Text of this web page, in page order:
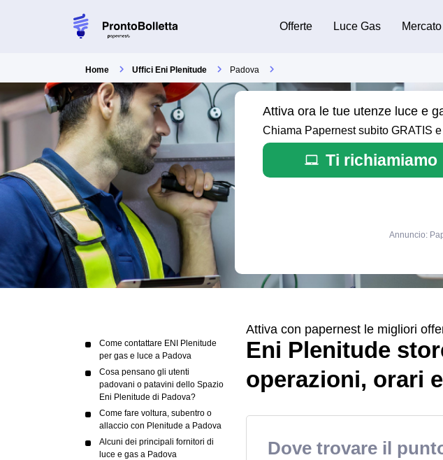
Offerte Luce Gas
Home Uffici Eni Plenitude Padova
Attiva ora le tue utenze luce e
Chiama Papernest subito GRATIS
Ti richiamiamo
Annuncio:
Come contattare ENI Plenitude
per gas e luce a Padova
Cosa pensano gli utenti
padovani o patavini dello Spazio
Eni Plenitude di Padova?
Come fare voltura, subentro o
allaccio con Plenitude a Padova
Alcuni dei principali fornitori di
luce e gas a Padova
Attiva con papernest le migliori
Eni Plenitude
operazioni, orari
Dove trovare il